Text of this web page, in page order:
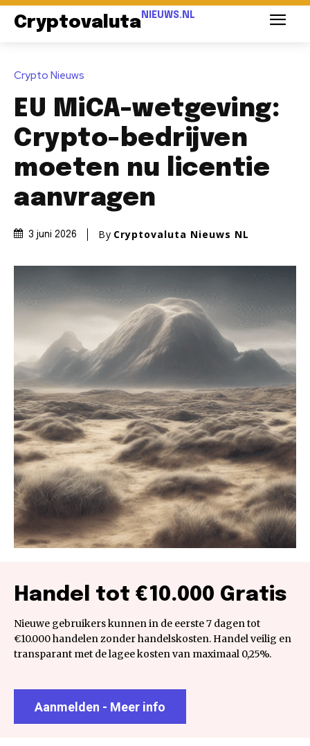
Cryptovaluta NIEUWS.NL
Crypto Nieuws
EU MiCA-wetgeving:
Crypto-bedrijven
moeten nu licentie
aanvragen
3 juni 2026 By Cryptovaluta Nieuws NL
Handel tot €10.000 Gratis
Nieuwe gebruikers kunnen in de eerste 7 dagen tot
€10.000 handelen zonder handelskosten. Handel veilig en
transparant met de lagee kosten van maximaal 0,25%.
Aanmelden - Meer info